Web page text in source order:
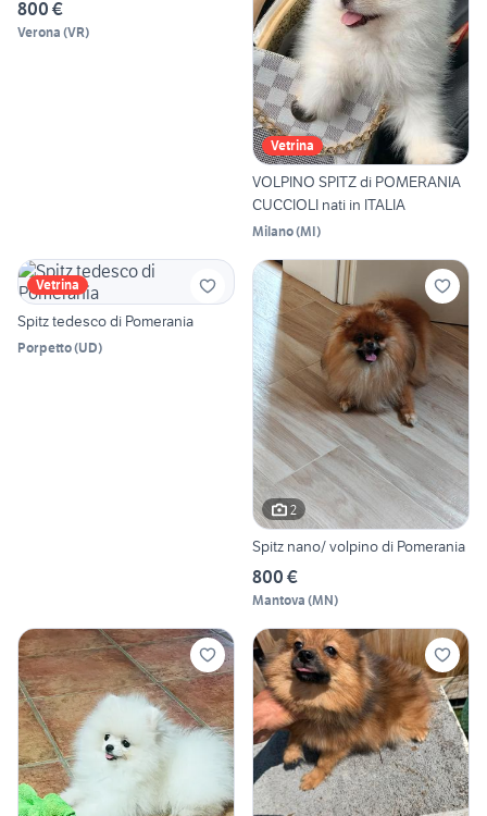
800 €
Verona (VR)
Vetrina
VOLPINO SPITZ di POMERANIA
CUCCIOLI nati in ITALIA
Milano(MI)
Vetrina
Spitz tedesco di Pomerania
Porpetto(UD)
2
Spitz nano/ volpino di Pomerania
800 €
Mantova (MN)